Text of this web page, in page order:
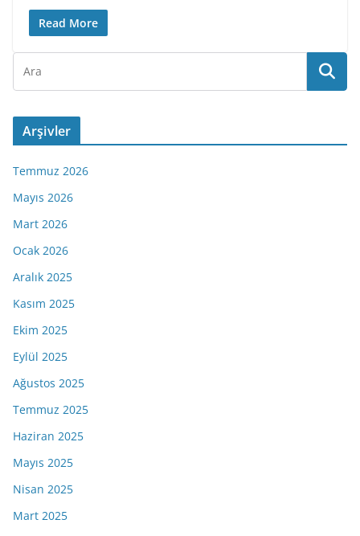
Read More
Arşivler
Temmuz 2026
Mayıs 2026
Mart 2026
Ocak 2026
Aralık 2025
Kasım 2025
Ekim 2025
Eylül 2025
Ağustos 2025
Temmuz 2025
Haziran 2025
Mayıs 2025
Nisan 2025
Mart 2025